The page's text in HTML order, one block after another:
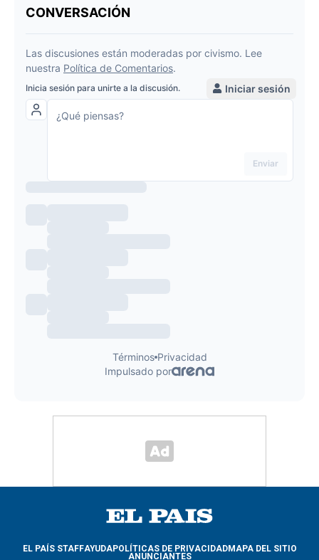
EL PAÍS STAFFAYUDAPOLÍTICAS DE PRIVACIDADMAPA DEL SITIO
ANUNCIANTES